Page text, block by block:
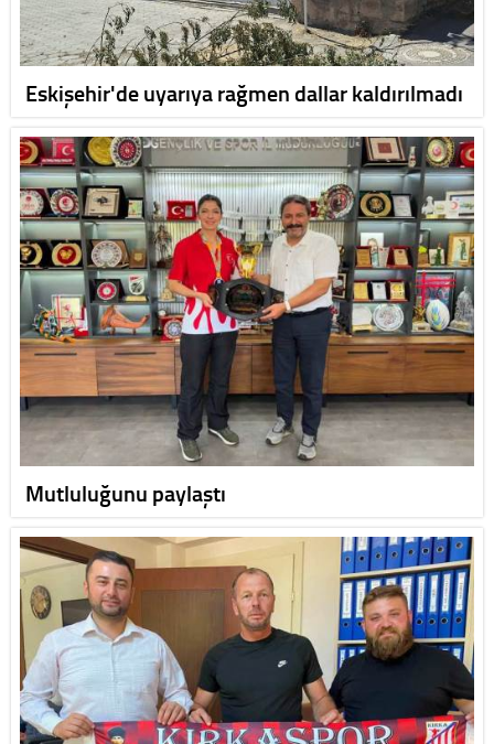
Eskişehir'de uyarıya rağmen dallar kaldırılmadı
Mutluluğunu paylaştı